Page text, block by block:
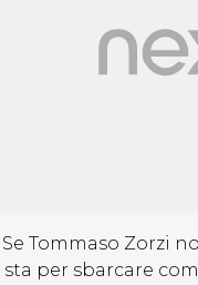
Tommaso Zorzi
sta per sbarcare